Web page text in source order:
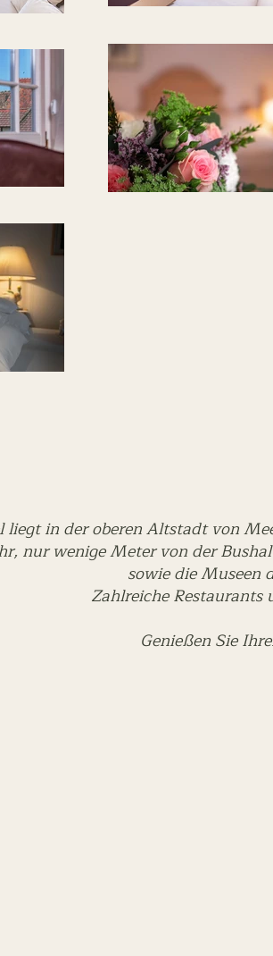
liegt in der oberen Altstadt von
nur wenige Meter von der
sowie die Museen
Zahlreiche
Genießen Sie